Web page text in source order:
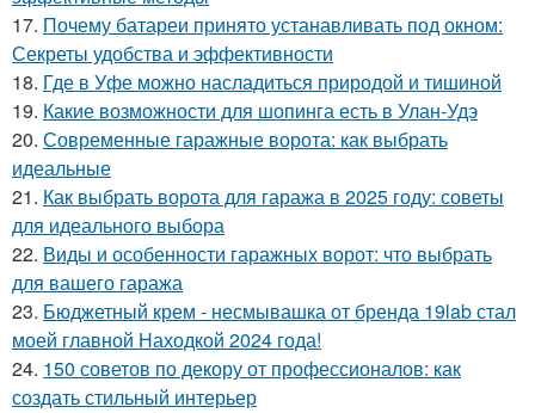
17. Почему батареи принято устанавливать под окном:
Секреты удобства и эффективности
18. Где в Уфе можно насладиться природой и тишиной
19. Какие возможности для шопинга есть в Улан-Удэ
20. Современные гаражные ворота: как выбрать
идеальные
21. Как выбрать ворота для гаража в 2025 году: советы
для идеального выбора
22. Виды и особенности гаражных ворот: что выбрать
для вашего гаража
23. Бюджетный крем - несмывашка от бренда 19lab стал
моей главной Находкой 2024 года!
24. 150 советов по декору от профессионалов: как
создать стильный интерьер